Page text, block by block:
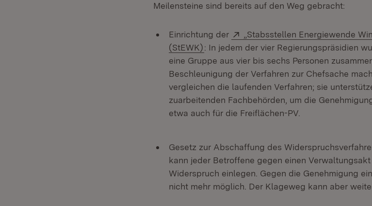
Meilensteine sind bereits auf den Weg gebracht:
Einrichtung der Extern:
„Stabsstellen Energiewende
(StEWK)(Öffnet in neuem Fenster)
: In jedem der vier Regierungspräsidien
eine Gruppe aus vier bis sechs Personen
Beschleunigung der Verfahren zur Chefsache
vergleichen die laufenden Verfahren; sie
zuarbeitenden Fachbehörden, um die
etwa auch für die Freiflächen-PV.
Gesetz zur Abschaffung des
kann jeder Betroffene gegen einen
Widerspruch einlegen. Gegen die Genehmigung
nicht mehr möglich. Der Klageweg kann aber